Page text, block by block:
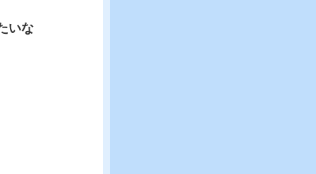
いな